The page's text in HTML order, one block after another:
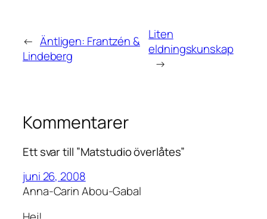
← Äntligen: Frantzén &
Lindeberg
Liten
eldningskunskap
→
Kommentarer
Ett svar till ”Matstudio överlåtes”
juni 26, 2008
Anna-Carin Abou-Gabal